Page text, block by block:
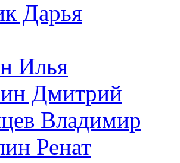
Дарья
Илья
Дмитрий
Владимир
Ренат